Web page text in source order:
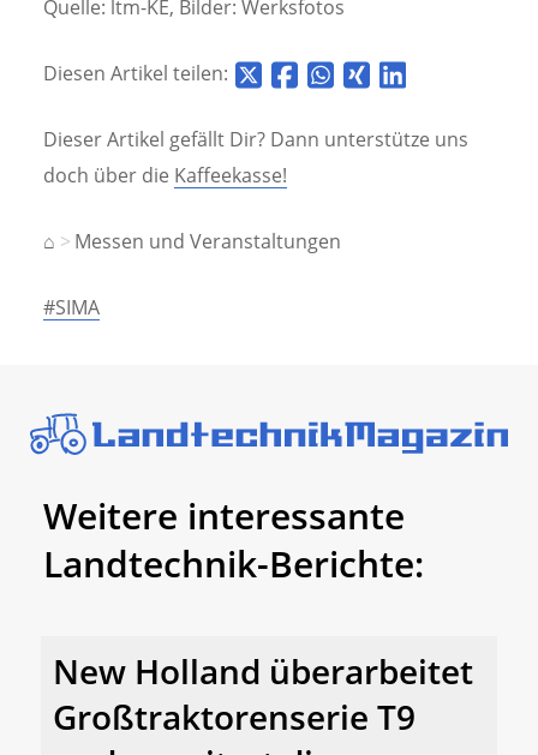
Quelle: ltm-KE, Bilder: Werksfotos
Diesen Artikel teilen:
Dieser Artikel gefällt Dir? Dann unterstütze uns
doch über die Kaffeekasse!
⌂ Messen und Veranstaltungen
#SIMA
Weitere interessante
Landtechnik-Berichte:
New Holland überarbeitet
Großtraktorenserie T9